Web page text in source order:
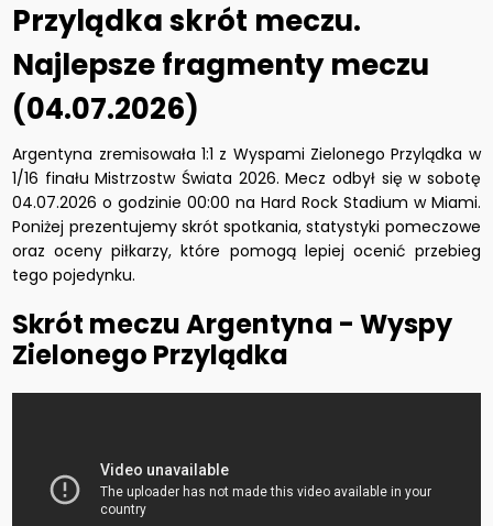
Przylądka skrót meczu.
Najlepsze fragmenty meczu
(04.07.2026)
Argentyna zremisowała 1:1 z Wyspami Zielonego Przylądka w
1/16 finału Mistrzostw Świata 2026. Mecz odbył się w sobotę
04.07.2026 o godzinie 00:00 na Hard Rock Stadium w Miami.
Poniżej prezentujemy skrót spotkania, statystyki pomeczowe
oraz oceny piłkarzy, które pomogą lepiej ocenić przebieg
tego pojedynku.
Skrót meczu Argentyna - Wyspy
Zielonego Przylądka